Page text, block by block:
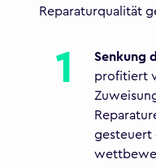
Reparaturqualität
Senkung
profitiert
gesteuert